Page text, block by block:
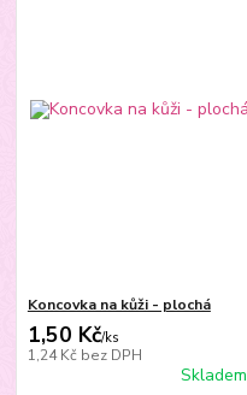
Koncovka na kůži - plochá
1,50 Kč/ks
1,24 Kč bez DPH
Skladem